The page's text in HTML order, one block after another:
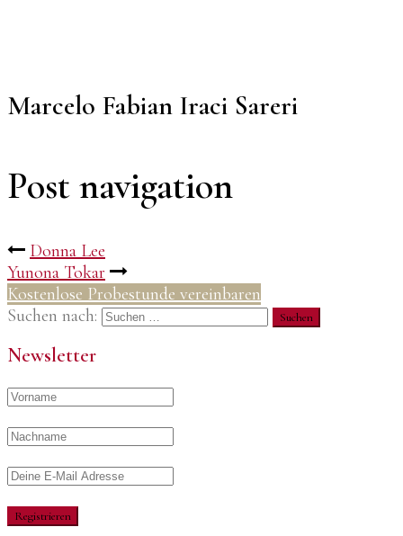
Marcelo Fabian Iraci Sareri
Post navigation
Donna Lee
Yunona Tokar
Kostenlose Probestunde vereinbaren
Suchen nach:
Newsletter